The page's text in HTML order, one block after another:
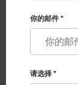
选择
你的邮件 *
请选择 *